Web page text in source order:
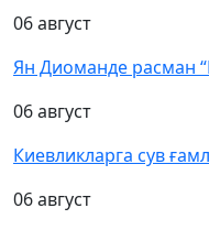
06 август
Ян Диоманде расман
06 август
Киевликларга сув
06 август